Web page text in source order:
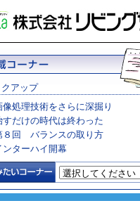
アップ
像処理技術をさらに深掘り
すだけの時代は終わった
８回 バランスの取り方
ンターハイ開幕